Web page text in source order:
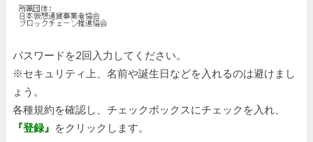
パスワードを2回入力してください。
※セキュリティ上、名前や誕生日などを入れるのは避けまし
ょう。
各種規約を確認し、チェックボックスにチェックを入れ、
『登録』 をクリックします。